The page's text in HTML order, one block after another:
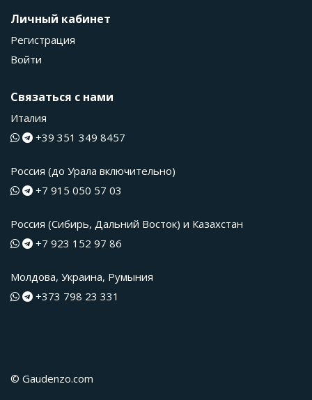
Личный кабинет
Регистрация
Войти
Связаться с нами
Италия
+39 351 349 8457
Россия (до Урала включительно)
+7 915 050 57 03
Россия (Сибирь, Дальний Восток) и Казахстан
+7 923 152 97 86
Молдова, Украина, Румыния
+373 798 23 331
© Gaudenzo.com